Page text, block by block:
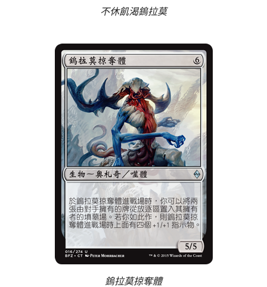
不休飢渴鎢拉莫
鎢拉莫掠奪體